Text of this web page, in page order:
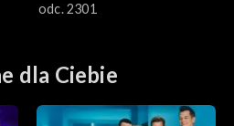
odc. 2301
dla Ciebie